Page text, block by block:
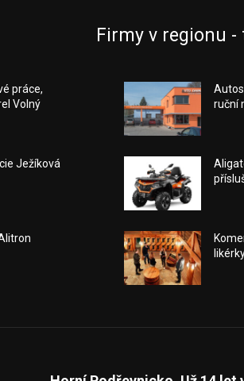
Firmy v regionu
práce,
Volný
Ježíková
ruční